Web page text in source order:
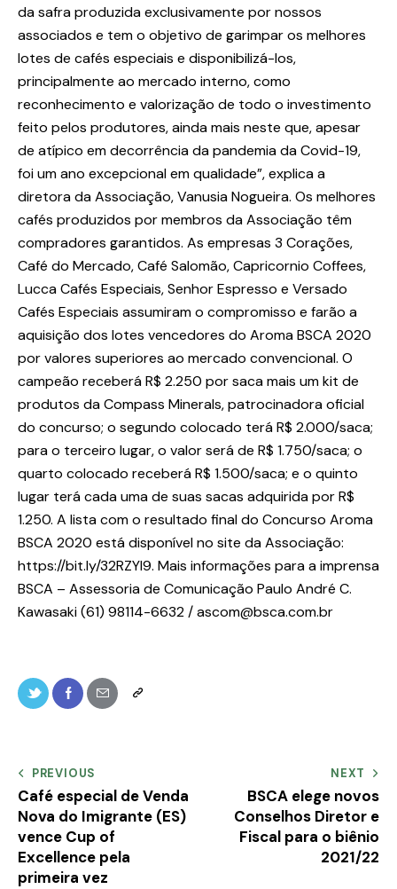
da safra produzida exclusivamente por nossos
associados e tem o objetivo de garimpar os melhores
lotes de cafés especiais e disponibilizá-los,
principalmente ao mercado interno, como
reconhecimento e valorização de todo o investimento
feito pelos produtores, ainda mais neste que, apesar
de atípico em decorrência da pandemia da Covid-19,
foi um ano excepcional em qualidade”, explica a
diretora da Associação, Vanusia Nogueira. Os melhores
cafés produzidos por membros da Associação têm
compradores garantidos. As empresas 3 Corações,
Café do Mercado, Café Salomão, Capricornio Coffees,
Lucca Cafés Especiais, Senhor Espresso e Versado
Cafés Especiais assumiram o compromisso e farão a
aquisição dos lotes vencedores do Aroma BSCA 2020
por valores superiores ao mercado convencional. O
campeão receberá R$ 2.250 por saca mais um kit de
produtos da Compass Minerals, patrocinadora oficial
do concurso; o segundo colocado terá R$ 2.000/saca;
para o terceiro lugar, o valor será de R$ 1.750/saca; o
quarto colocado receberá R$ 1.500/saca; e o quinto
lugar terá cada uma de suas sacas adquirida por R$
1.250. A lista com o resultado final do Concurso Aroma
BSCA 2020 está disponível no site da Associação:
https://bit.ly/32RZYl9. Mais informações para a imprensa
BSCA – Assessoria de Comunicação Paulo André C.
Kawasaki (61) 98114-6632 / ascom@bsca.com.br
PREVIOUS
Café especial de Venda
Nova do Imigrante (ES)
vence Cup of
Excellence pela
primeira vez
NEXT
BSCA elege novos
Conselhos Diretor e
Fiscal para o biênio
2021/22